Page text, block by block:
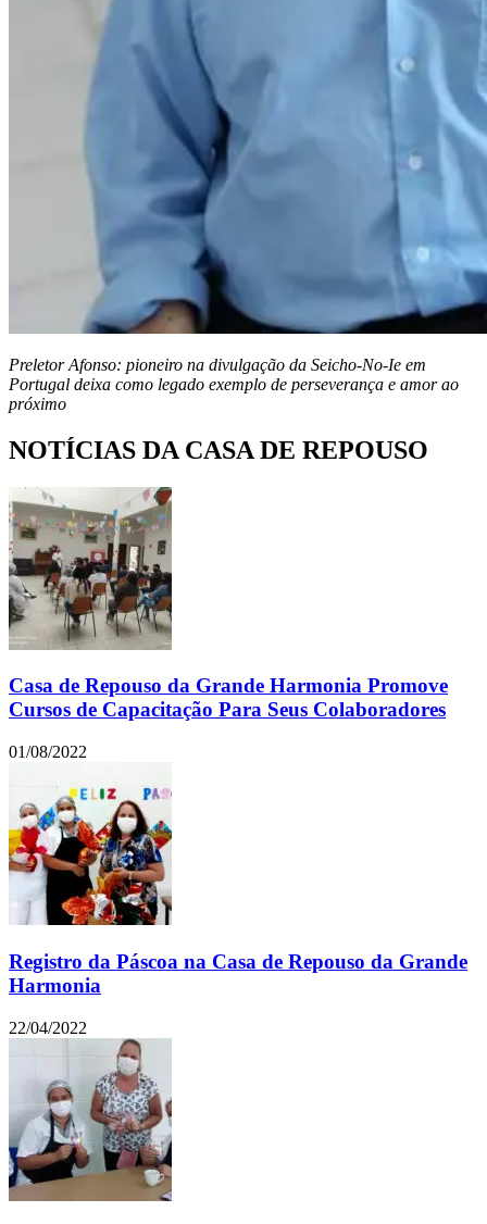
Preletor Afonso: pioneiro na divulgação da Seicho-No-Ie em
Portugal deixa como legado exemplo de perseverança e amor ao
próximo
NOTÍCIAS DA CASA DE REPOUSO
Casa de Repouso da Grande Harmonia Promove
Cursos de Capacitação Para Seus Colaboradores
01/08/2022
Registro da Páscoa na Casa de Repouso da Grande
Harmonia
22/04/2022